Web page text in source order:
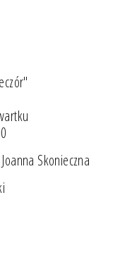
Skonieczna